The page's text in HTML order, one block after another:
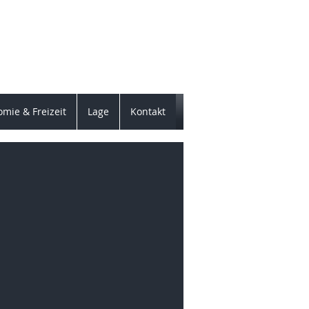
& Freizeit Lage Kontakt